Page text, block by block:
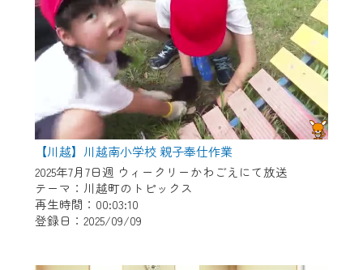
【川越】川越南小学校 親子奉仕作業
2025年7月7日週 ウィークリーかわごえにて放送
テーマ：川越町のトピックス
再生時間：00:03:10
登録日：2025/09/09